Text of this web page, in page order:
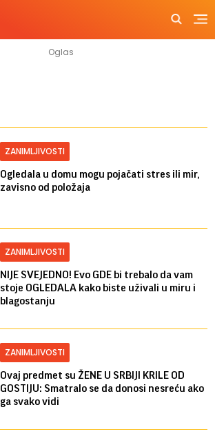
ZANIMLJIVOSTI
Ogledala u domu mogu pojačati stres ili mir,
zavisno od položaja
ZANIMLJIVOSTI
NIJE SVEJEDNO! Evo GDE bi trebalo da vam
stoje OGLEDALA kako biste uživali u miru i
blagostanju
ZANIMLJIVOSTI
Ovaj predmet su ŽENE U SRBIJI KRILE OD
GOSTIJU: Smatralo se da donosi nesreću ako
ga svako vidi